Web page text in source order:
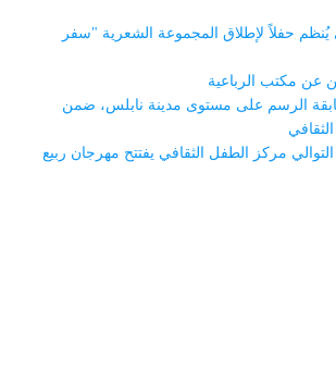
يُنظم حفلاً لإطلاق المجموعة الشعرية "سفر
عن مكتب الرباعية
الرسم على مستوى مدينة نابلس، ضمن
مركز الطفل الثقافي يفتتح مهرجان ربيع